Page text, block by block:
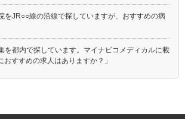
をJR○○線の沿線で探していますが、おすすめの病
を都内で探しています。マイナビコメディカルに載
すすめの求人はありますか？」